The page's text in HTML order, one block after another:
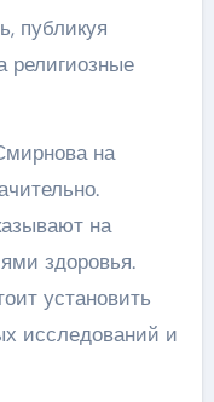
публикуя
религиозные
на
на
здоровья.
установить
исследований и